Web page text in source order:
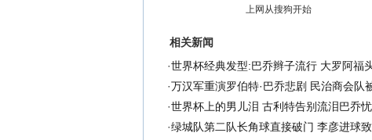
上网从搜狗开始
相关新闻
·世界杯经典发型:巴乔辫子流行 大罗阿福
·万汉军重演罗伯特·巴乔悲剧 民治商会队
·世界杯上的男儿泪 古利特告别流泪巴乔
·绿城队第二队长角球直接破门 李彦进球